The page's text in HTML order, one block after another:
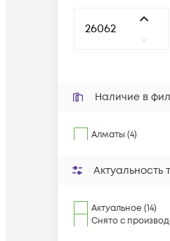
Наличие в
Алматы (4)
Актуальность
Актуальное (14)
Снято с